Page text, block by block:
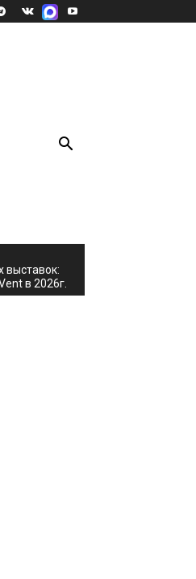
выставок:
в 2026г.